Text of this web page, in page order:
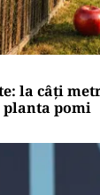
la câți
pomi